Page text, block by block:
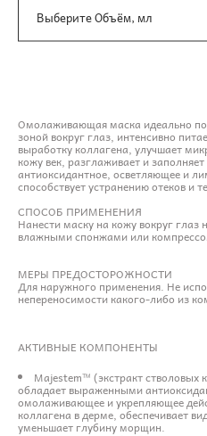
Выберите Объём, мл
Омолаживающая маска идеально
зоной вокруг глаз, интенсивно
выработку коллагена, улучшает
кожу век, разглаживает и
антиоксидантное, осветляющее и
способствует устранению отеков и
СПОСОБ ПРИМЕНЕНИЯ
Нанести маску на кожу вокруг глаз
влажными спонжами или
МЕРЫ ПРЕДОСТОРОЖНОСТИ
Для наружного применения. Не
непереносимости какого-либо из
АКТИВНЫЕ КОМПОНЕНТЫ
Majestem™ (экстракт стволовых
обладает выраженными
омолаживающее и укрепляющее
коллагена в дерме, обеспечивает
уменьшает глубину морщин.